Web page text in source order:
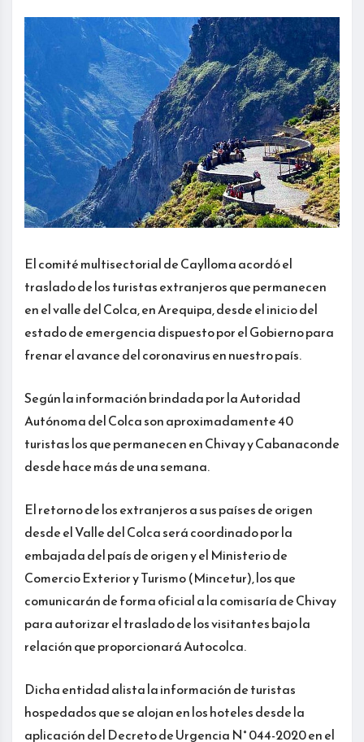
El comité multisectorial de Caylloma acordó el
traslado de los turistas extranjeros que permanecen
en el valle del Colca, en Arequipa, desde el inicio del
estado de emergencia dispuesto por el Gobierno para
frenar el avance del coronavirus en nuestro país.
Según la información brindada por la Autoridad
Autónoma del Colca son aproximadamente 40
turistas los que permanecen en Chivay y Cabanaconde
desde hace más de una semana.
El retorno de los extranjeros a sus países de origen
desde el Valle del Colca será coordinado por la
embajada del país de origen y el Ministerio de
Comercio Exterior y Turismo (Mincetur), los que
comunicarán de forma oficial a la comisaría de Chivay
para autorizar el traslado de los visitantes bajo la
relación que proporcionará Autocolca.
Dicha entidad alista la información de turistas
hospedados que se alojan en los hoteles desde la
aplicación del Decreto de Urgencia N° 044-2020 en el